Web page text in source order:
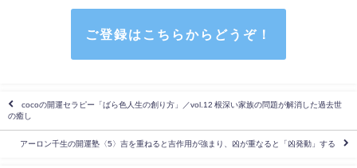
ご登録はこちらからどうぞ！
cocoの開運セラピー「ばら色人生の創り方」／vol.12 根深い家族の問題が解消した過去世
の癒し
アーロン千生の開運塾〈5〉吉を重ねると吉作用が強まり、凶が重なると「凶発動」する